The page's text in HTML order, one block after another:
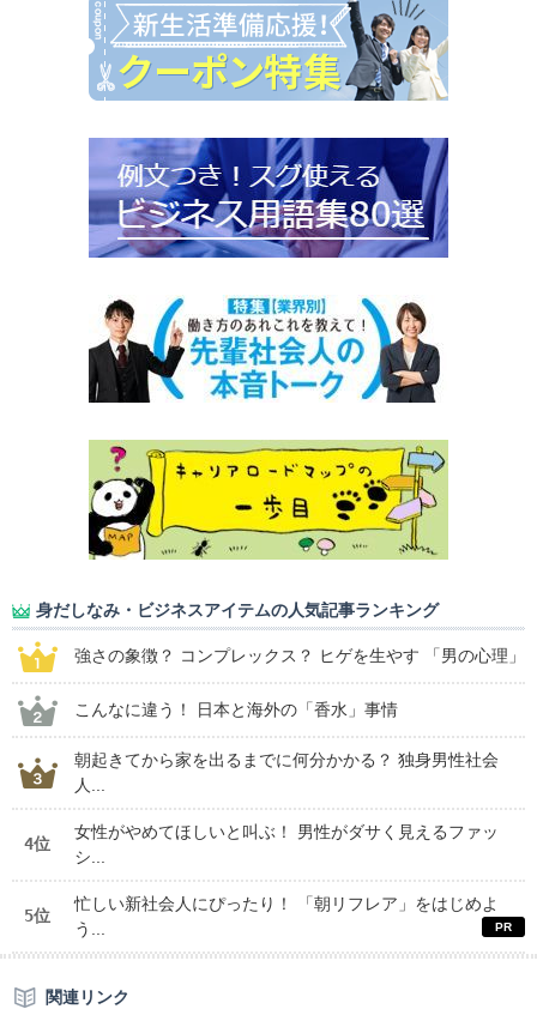
身だしなみ・ビジネスアイテムの人気記事ランキング
強さの象徴？ コンプレックス？ ヒゲを生やす 「男の心理」
こんなに違う！ 日本と海外の「香水」事情
朝起きてから家を出るまでに何分かかる？ 独身男性社会
人...
4位
女性がやめてほしいと叫ぶ！ 男性がダサく見えるファッ
シ...
5位
忙しい新社会人にぴったり！ 「朝リフレア」をはじめよ
う...
関連リンク